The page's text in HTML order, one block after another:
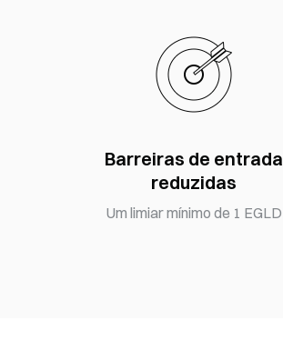
Barreiras de entrada
reduzidas
Um limiar mínimo de 1 EGLD